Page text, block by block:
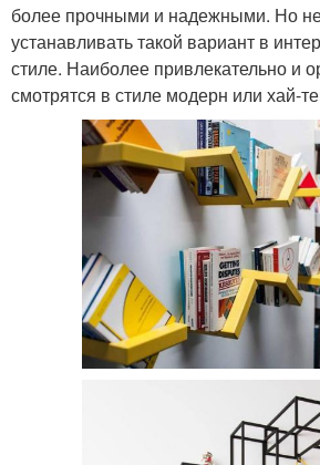
более прочными и надежными. Но
устанавливать такой вариант в
стиле. Наиболее привлекательно и
смотрятся в стиле модерн или хай-